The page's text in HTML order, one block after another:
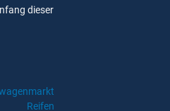
dieser
Reifen